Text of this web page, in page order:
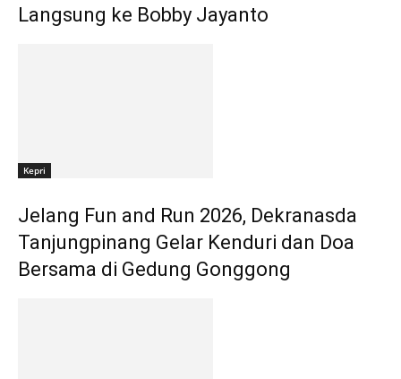
Langsung ke Bobby Jayanto
Kepri
Jelang Fun and Run 2026, Dekranasda
Tanjungpinang Gelar Kenduri dan Doa
Bersama di Gedung Gonggong